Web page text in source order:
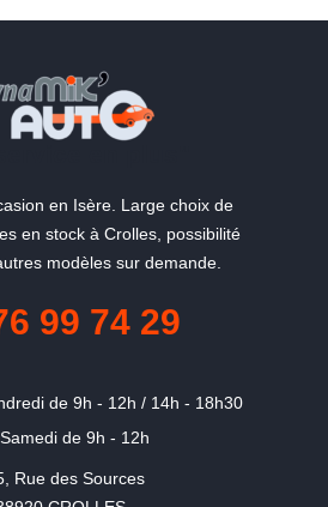
en Isère. Large choix de
en stock à Crolles, possibilité
modèles sur demande.
99 74 29
de 9h - 12h / 14h - 18h30
Samedi de 9h - 12h
Rue des Sources